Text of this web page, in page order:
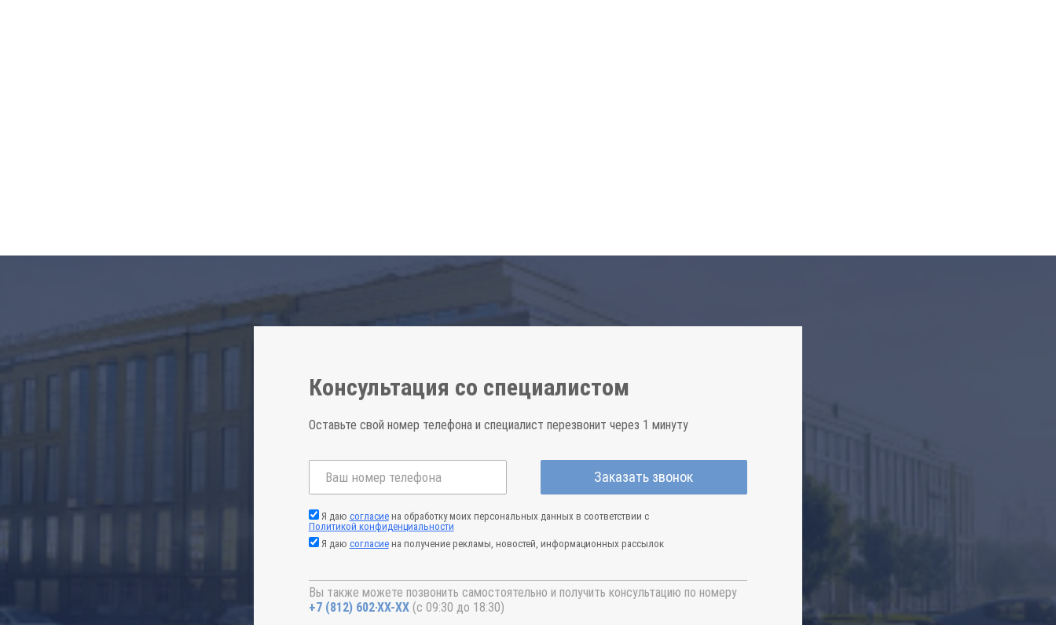
Консультация со специалистом
Оставьте свой номер телефона и специалист перезвонит через 1 минуту
Заказать звонок
Я даю согласиена обработку моих персональных данных в соответствии с
Политикой конфиденциальности
Я даю согласиена получение рекламы, новостей, информационных рассылок
Вы также можете позвонить самостоятельно и получить консультацию по номеру
+7 (812) 602-44-77 (с 09:30 до 18:30)